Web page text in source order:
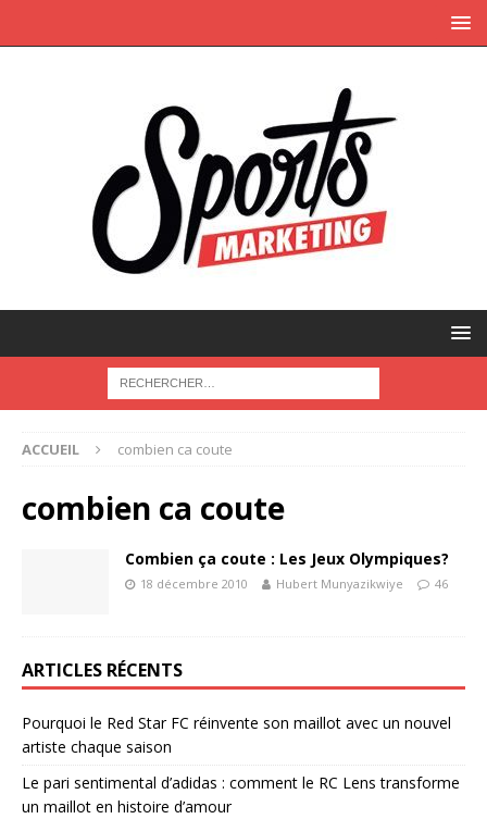
ACCUEIL combien ca coute
combien ca coute
Combien ça coute : Les Jeux Olympiques?
18 décembre 2010 Hubert Munyazikwiye 46
ARTICLES RÉCENTS
Pourquoi le Red Star FC réinvente son maillot avec un nouvel
artiste chaque saison
Le pari sentimental d’adidas : comment le RC Lens transforme
un maillot en histoire d’amour